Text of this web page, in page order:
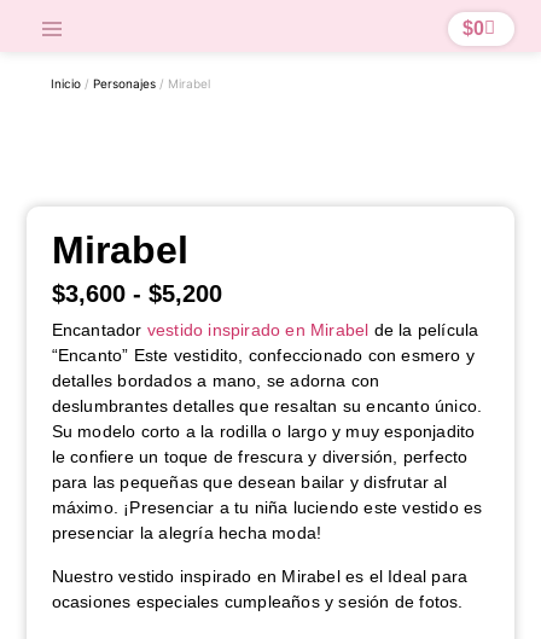
$0
Inicio / Personajes / Mirabel
Mirabel
$3,600 - $5,200
Encantador vestido inspirado en Mirabel de la película
“Encanto” Este vestidito, confeccionado con esmero y
detalles bordados a mano, se adorna con
deslumbrantes detalles que resaltan su encanto único.
Su modelo corto a la rodilla o largo y muy esponjadito
le confiere un toque de frescura y diversión, perfecto
para las pequeñas que desean bailar y disfrutar al
máximo. ¡Presenciar a tu niña luciendo este vestido es
presenciar la alegría hecha moda!
Nuestro vestido inspirado en Mirabel es el Ideal para
ocasiones especiales cumpleaños y sesión de fotos.